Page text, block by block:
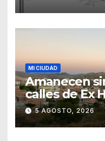
MI CIUDAD
Amanecen
calles de Ex
Teresa
5 AGOSTO, 2026